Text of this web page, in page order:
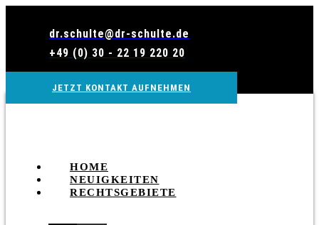
dr.schulte@dr-schulte.de
+49 (0) 30 - 22 19 220 20
JETZT KONTAKT AUFNEHMEN
HOME
NEUIGKEITEN
RECHTSGEBIETE